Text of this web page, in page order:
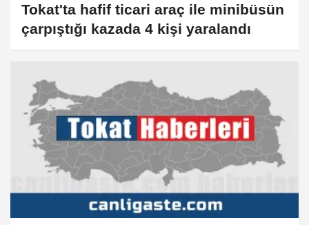
Tokat'ta hafif ticari araç ile minibüsün
çarpıştığı kazada 4 kişi yaralandı